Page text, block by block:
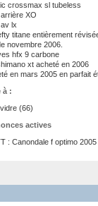
crossmax sl tubeless
XO
lx
titane entièrement
novembre 2006.
hfx 9 carbone
xt acheté en 2006
en mars 2005 en parfait
à :
(66)
actives
: Canondale f optimo 2005